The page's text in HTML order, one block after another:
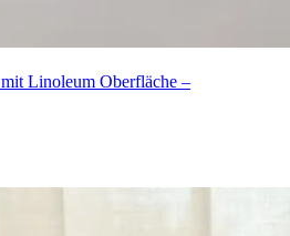
Linoleum Oberfläche –